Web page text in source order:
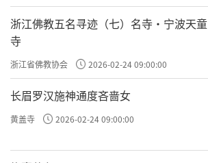
浙江佛教五名寻迹（七）名寺·宁波天童
寺
浙江省佛教协会 2026-02-24 09:00:00
长眉罗汉施神通度吝啬女
黄盖寺 2026-02-24 09:00:00